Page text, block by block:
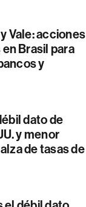
Vale: acciones
Brasil para
y
dato de
y menor
de tasas de